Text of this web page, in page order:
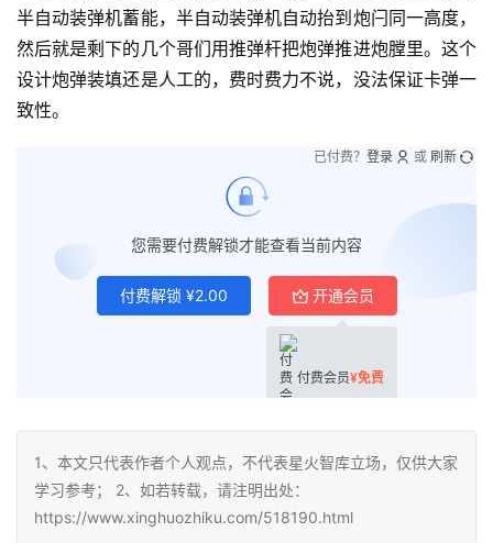
半自动装弹机蓄能，半自动装弹机自动抬到炮闩同一高度，
然后就是剩下的几个哥们用推弹杆把炮弹推进炮膛里。这个
设计炮弹装填还是人工的，费时费力不说，没法保证卡弹一
致性。
您需要付费解锁才能查看当前内容
付费解锁 ¥2.00 开通会员
付费会员¥免费
已付费？ 登录 或 刷新
1、本文只代表作者个人观点，不代表星火智库立场，仅供大家
学习参考； 2、如若转载，请注明出处：
https://www.xinghuozhiku.com/518190.html